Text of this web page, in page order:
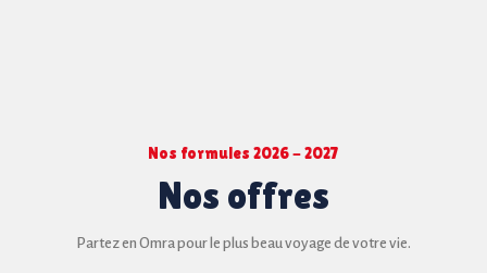
Nos formules 2026 - 2027
Nos offres
Partez en Omra pour le plus beau voyage de votre vie.